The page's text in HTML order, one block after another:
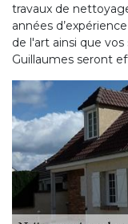
travaux de
années
de l'art ainsi que
Guillaumes seront